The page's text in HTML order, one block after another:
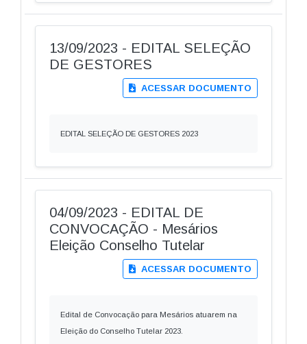
13/09/2023 - EDITAL SELEÇÃO
DE GESTORES
ACESSAR DOCUMENTO
EDITAL SELEÇÃO DE GESTORES 2023
04/09/2023 - EDITAL DE
CONVOCAÇÃO - Mesários
Eleição Conselho Tutelar
ACESSAR DOCUMENTO
Edital de Convocação para Mesários atuarem na
Eleição do Conselho Tutelar 2023.